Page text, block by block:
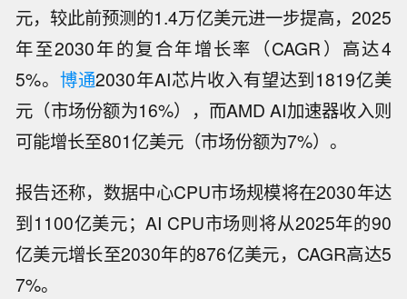
元，较此前预测的1.4万亿美元进一步提高，2025
年至2030年的复合年增长率（CAGR）高达4
5%。 博通2030年AI芯片收入有望达到1819亿美
元（市场份额为16%），而AMD AI加速器收入则
可能增长至801亿美元（市场份额为7%）。
报告还称，数据中心CPU市场规模将在2030年达
到1100亿美元；AI CPU市场则将从2025年的90
亿美元增长至2030年的876亿美元，CAGR高达5
7%。